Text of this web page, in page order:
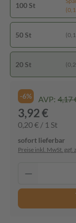
100 St
50 St
20 St
-6% AVP: 4,17
3,92 €
0,20 € / 1 St
sofort lieferbar
Preise inkl. MwSt. ggf.